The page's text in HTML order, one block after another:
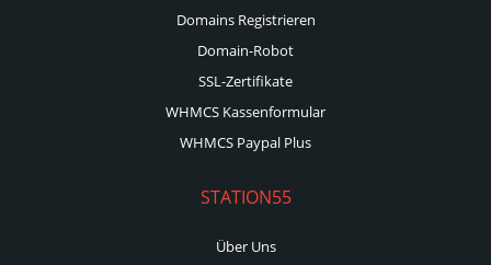
Domains Registrieren
Domain-Robot
SSL-Zertifikate
WHMCS Kassenformular
WHMCS Paypal Plus
STATION55
Über Uns